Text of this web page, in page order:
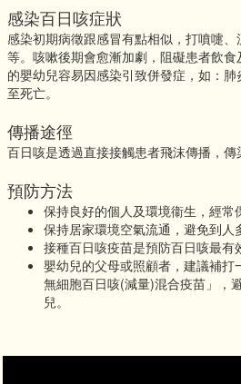
感染百日咳症狀
感染初期病徵跟感冒有點相似，打噴嚏
等。咳嗽後期會愈漸加劇，阻礙患者飲
的嬰幼兒容易因感染引致併發症，如：
至死亡。
傳播途徑
百日咳是透過直接接觸患者飛沫傳播，傳
預防方法
保持良好的個人及環境衞生，經常
保持居家環境空氣流通，避免到人
接種百日咳疫苗是預防百日咳最有
嬰幼兒的父母或照顧者，建議補打
無細胞百日咳(減量)混合疫苗」，
兒。